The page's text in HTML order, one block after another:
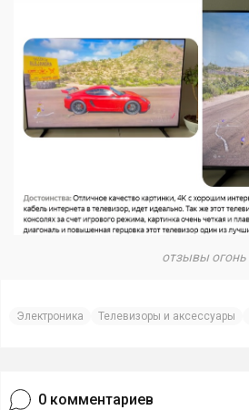
отзывы огонь
Электроника Телевизоры и аксессуары
0 комментариев